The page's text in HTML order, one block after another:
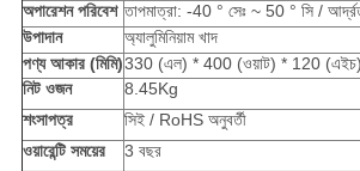
অপারেশন পরিবেশ তাপমাত্রা: -40 ° সেঃ ~ 50 ° সি /
উপাদান
অ্যালুমিনিয়াম খাদ
পণ্য আকার (মিমি)330 (এল) * 400 (ওয়াট) * 120 (এইচ)
নিট ওজন
8.45Kg
শংসাপত্র
সিই / RoHS অনুবর্তী
ওয়ারেন্টি সময়ের
3 বছর